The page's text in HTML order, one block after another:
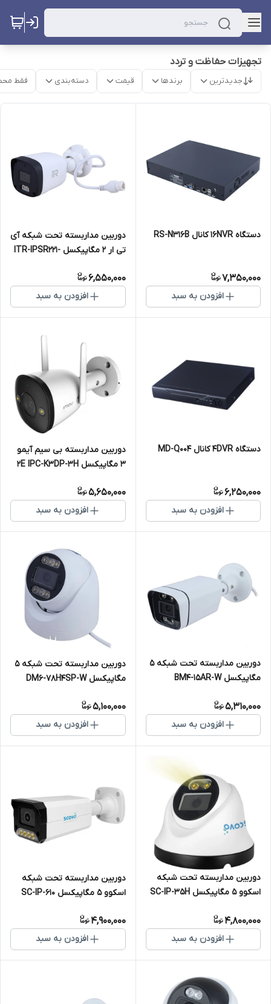
تجهیزات حفاظت و تردد
جدیدترین برندها قیمت دسته‌بندی فقط
دستگاه 16NVR کانال RS-N316B
7,350,000
افزودن به سبد
دوربین مداربسته تحت شبکه آی
تی ار 2 مگاپیکسل ITR-IPSR221-
6,550,000
افزودن به سبد
دستگاه 4DVR کانال MD-Q004
6,250,000
افزودن به سبد
دوربین مداربسته بی سیم آیمو
3 مگاپیکسل 2E IPC-K3DP-3H
5,650,000
افزودن به سبد
دوربین مداربسته تحت شبکه 5
مگاپیکسل BM4-15AR-W
5,310,000
افزودن به سبد
دوربین مداربسته تحت شبکه 5
مگاپیکسل DM6-78H4SP-W
5,100,000
افزودن به سبد
دوربین مداربسته تحت شبکه
اسکوو 5 مگاپیکسل SC-IP-35H
4,800,000
افزودن به سبد
دوربین مداربسته تحت شبکه
اسکوو 5 مگاپیکسل SC-IP-610
4,900,000
افزودن به سبد